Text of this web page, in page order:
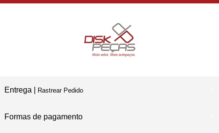
Em Nossas Lojas Físicas
Entrega | Rastrear Pedido
Formas de pagamento